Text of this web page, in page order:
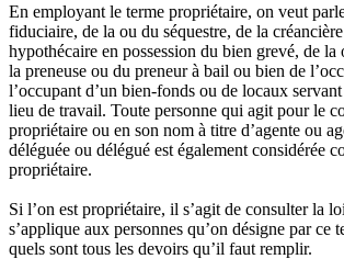
En employant le terme propriétaire, on veut
fiduciaire, de la ou du séquestre, de la
hypothécaire en possession du bien grevé, de la
la preneuse ou du preneur à bail ou bien de
l’occupant d’un bien-fonds ou de locaux
lieu de travail. Toute personne qui agit pour le
propriétaire ou en son nom à titre d’agente ou
déléguée ou délégué est également considérée
propriétaire.
Si l’on est propriétaire, il s’agit de consulter la
s’applique aux personnes qu’on désigne par ce
quels sont tous les devoirs qu’il faut remplir.